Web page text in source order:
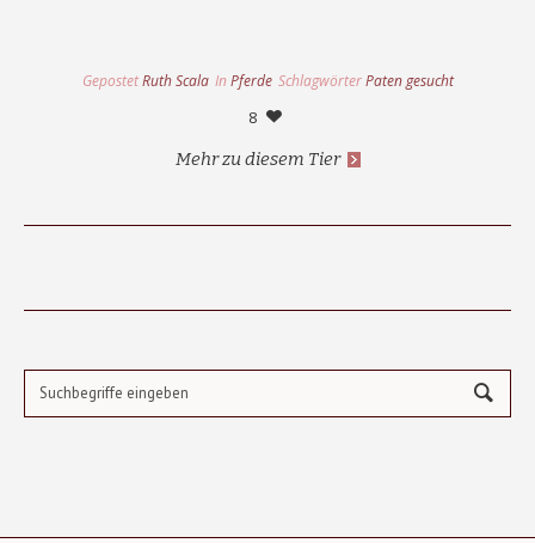
GepostetRuth Scala In Pferde SchlagwörterPaten gesucht
8
Mehr zu diesem Tier